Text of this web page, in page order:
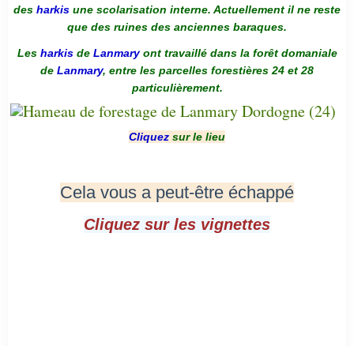
des harkis une scolarisation interne. Actuellement il ne reste
que des ruines des anciennes baraques.
Les harkis de Lanmaryont travaillé dans la forêt domaniale
de Lanmary, entre les parcelles forestières 24 et 28
particulièrement.
Cliquez sur le lieu
Cela vous a peut-être échappé
Cliquez sur les vignettes